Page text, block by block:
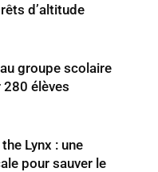
d’altitude
groupe scolaire
élèves
Lynx : une
pour sauver le